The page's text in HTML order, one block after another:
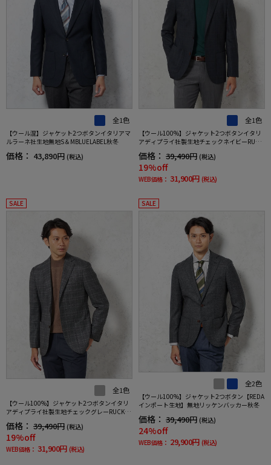
全1色
【ウール混】ジャケット2つボタンイタリアマ
ルラーネ社生地無地S＆MBLUELABEL秋冬
価格： 43,890円 (税込)
全1色
【ウール100%】ジャケット2つボタンイタリ
アディプライ社製生地チェックネイビーRUCK
ENBACCHAR秋冬
価格： 39,490円 (税込)
19%off
WEB価格： 31,900円 (税込)
SALE
全1色
【ウール100%】ジャケット2つボタンイタリ
アディプライ社製生地チェックグレーRUCKEN
BACCHAR秋冬
価格： 39,490円 (税込)
19%off
WEB価格： 31,900円 (税込)
SALE
全2色
【ウール100%】ジャケット2つボタン【REDA
インポート生地】無地リッケンバッカー秋冬
価格： 39,490円 (税込)
24%off
WEB価格： 29,900円 (税込)